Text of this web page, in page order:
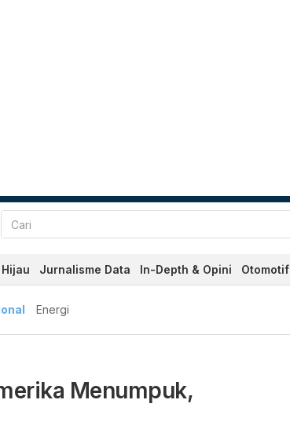
Jurnalisme Data In-Depth & Opini Otomotif
Energi
Menumpuk,